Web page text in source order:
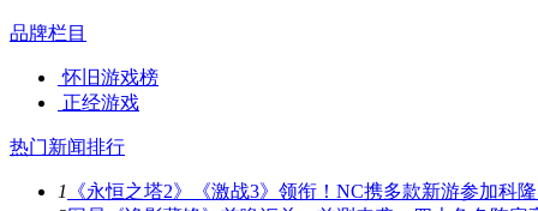
品牌栏目
怀旧游戏榜
正经游戏
热门新闻排行
1
《永恒之塔2》《激战3》领衔！NC携多款新游参加科